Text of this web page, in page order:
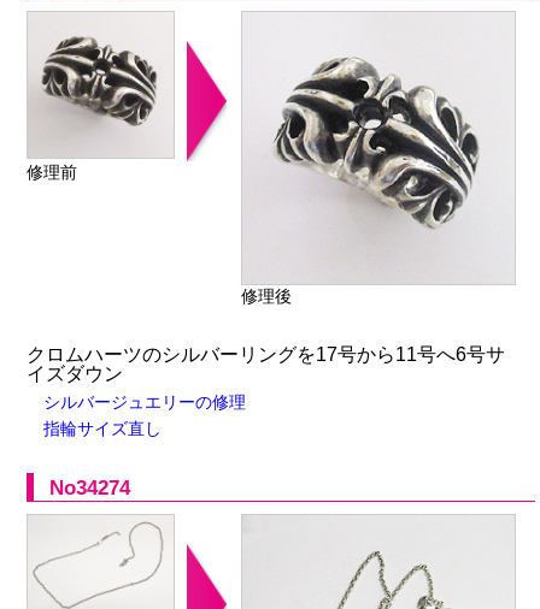
修理前
修理後
クロムハーツのシルバーリングを17号から11号へ6号サ
イズダウン
シルバージュエリーの修理
指輪サイズ直し
No34274